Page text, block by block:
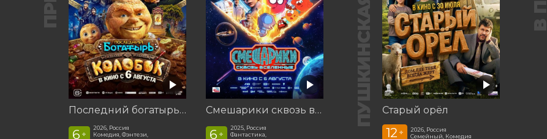
Последний богатырь. Колобок
6 +
2026, Россия
Комедия, Фэнтези,
Смешарики сквозь вселенные
6 +
2025, Россия
Фантастика,
Старый орёл
12 +
2026, Россия
Семейный, Комедия